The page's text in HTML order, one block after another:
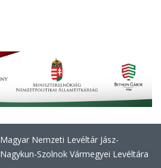
Magyar Nemzeti Levéltár Jász-
Nagykun-Szolnok Vármegyei Levéltára